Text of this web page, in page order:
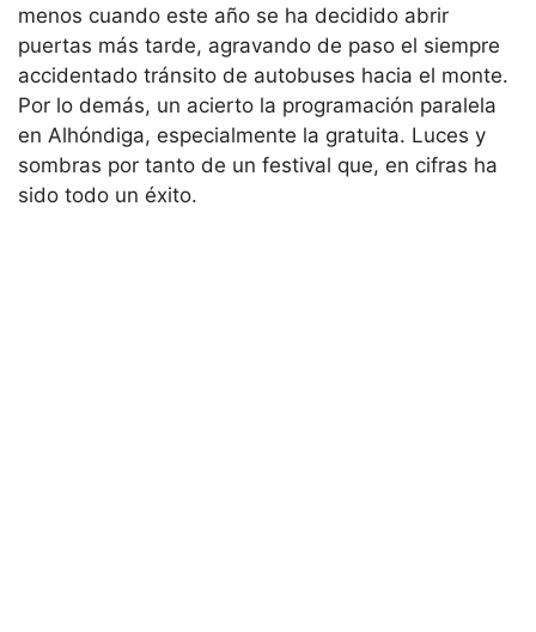
menos cuando este año se ha decidido abrir
puertas más tarde, agravando de paso el siempre
accidentado tránsito de autobuses hacia el monte.
Por lo demás, un acierto la programación paralela
en Alhóndiga, especialmente la gratuita. Luces y
sombras por tanto de un festival que, en cifras ha
sido todo un éxito.